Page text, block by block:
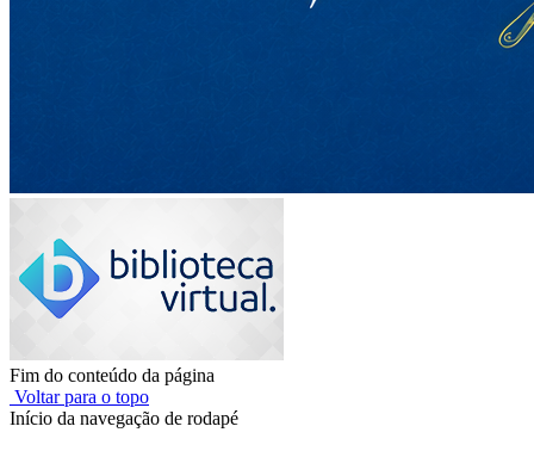
Fim do conteúdo da página
Voltar para o topo
Início da navegação de rodapé